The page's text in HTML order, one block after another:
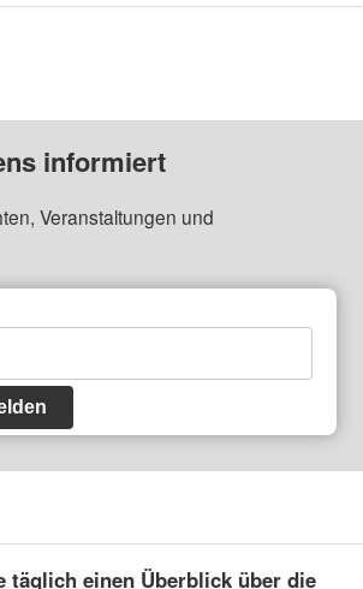
informiert
Veranstaltungen und
täglich einen Überblick über die